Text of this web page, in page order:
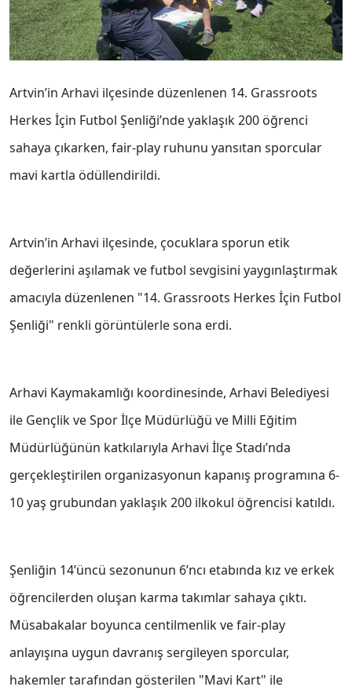
Artvin’in Arhavi ilçesinde düzenlenen 14. Grassroots
Herkes İçin Futbol Şenliği’nde yaklaşık 200 öğrenci
sahaya çıkarken, fair-play ruhunu yansıtan sporcular
mavi kartla ödüllendirildi.
Artvin’in Arhavi ilçesinde, çocuklara sporun etik
değerlerini aşılamak ve futbol sevgisini yaygınlaştırmak
amacıyla düzenlenen "14. Grassroots Herkes İçin Futbol
Şenliği" renkli görüntülerle sona erdi.
Arhavi Kaymakamlığı koordinesinde, Arhavi Belediyesi
ile Gençlik ve Spor İlçe Müdürlüğü ve Milli Eğitim
Müdürlüğünün katkılarıyla Arhavi İlçe Stadı’nda
gerçekleştirilen organizasyonun kapanış programına 6-
10 yaş grubundan yaklaşık 200 ilkokul öğrencisi katıldı.
Şenliğin 14’üncü sezonunun 6’ncı etabında kız ve erkek
öğrencilerden oluşan karma takımlar sahaya çıktı.
Müsabakalar boyunca centilmenlik ve fair-play
anlayışına uygun davranış sergileyen sporcular,
hakemler tarafından gösterilen "Mavi Kart" ile